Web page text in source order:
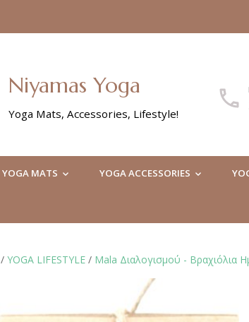
Niyamas Yoga
Yoga Mats, Accessories, Lifestyle!
YOGA MATS YOGA ACCESSORIES
/ YOGA LIFESTYLE / Mala Διαλογισμού - Βραχιόλια